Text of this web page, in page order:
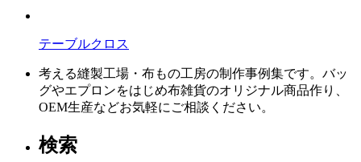
テーブルクロス
考える縫製工場・布もの工房の制作事例集です。バッ
グやエプロンをはじめ布雑貨のオリジナル商品作り、
OEM生産などお気軽にご相談ください。
検索